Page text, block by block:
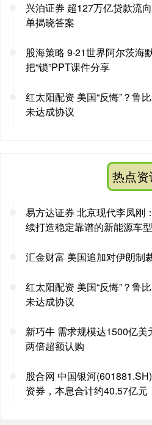
兴泊证券 超127万亿贷款流
单揭晓答案
股海策略 9·21世界阿尔茨海
把“锁”PPT课件分享
红太阳配资 美国“反悔”？鲁
未达成协议
热点
易方达证券 北京现代李凤刚
续打造稳定靠谱的新能源车型
汇金财富 美国追加对伊朗制
红太阳配资 美国“反悔”？鲁
未达成协议
新巧牛 需求规模达1500亿
两倍超额认购
股合网 中国银河
资券，本息合计约40.57亿元